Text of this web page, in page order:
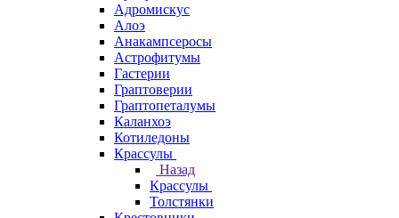
Адромискус
Алоэ
Анакампсеросы
Астрофитумы
Гастерии
Граптоверии
Граптопеталумы
Каланхоэ
Котиледоны
Крассулы
Назад
Крассулы
Толстянки